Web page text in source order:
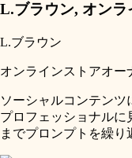
L.ブラウン, オンラ
L.ブラウン
オンラインストアオー
ソーシャルコンテン
プロフェッショナルに
までプロンプトを繰り